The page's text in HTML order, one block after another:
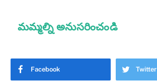
మమ్మల్ని అనుసరించండి
Facebook Twitter